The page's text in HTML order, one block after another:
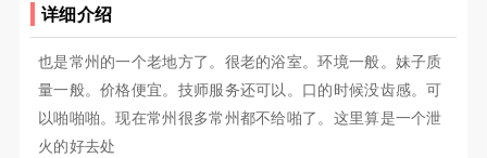
详细介绍
也是常州的一个老地方了。很老的浴室。环境一般。妹子质
量一般。价格便宜。技师服务还可以。口的时候没齿感。可
以啪啪啪。现在常州很多常州都不给啪了。这里算是一个泄
火的好去处